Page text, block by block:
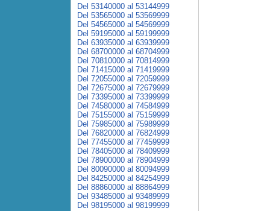
Del 53140000 al 53144999
Del 53565000 al 53569999
Del 54565000 al 54569999
Del 59195000 al 59199999
Del 63935000 al 63939999
Del 68700000 al 68704999
Del 70810000 al 70814999
Del 71415000 al 71419999
Del 72055000 al 72059999
Del 72675000 al 72679999
Del 73395000 al 73399999
Del 74580000 al 74584999
Del 75155000 al 75159999
Del 75985000 al 75989999
Del 76820000 al 76824999
Del 77455000 al 77459999
Del 78405000 al 78409999
Del 78900000 al 78904999
Del 80090000 al 80094999
Del 84250000 al 84254999
Del 88860000 al 88864999
Del 93485000 al 93489999
Del 98195000 al 98199999